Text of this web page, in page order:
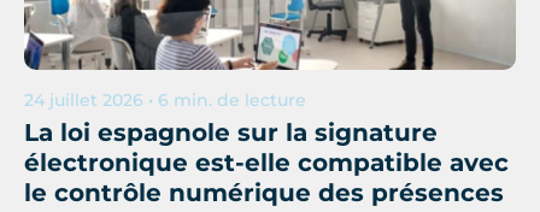
24 juillet 2026 • 6 min. de lecture
La loi espagnole sur la signature
électronique est-elle compatible avec
le contrôle numérique des présences